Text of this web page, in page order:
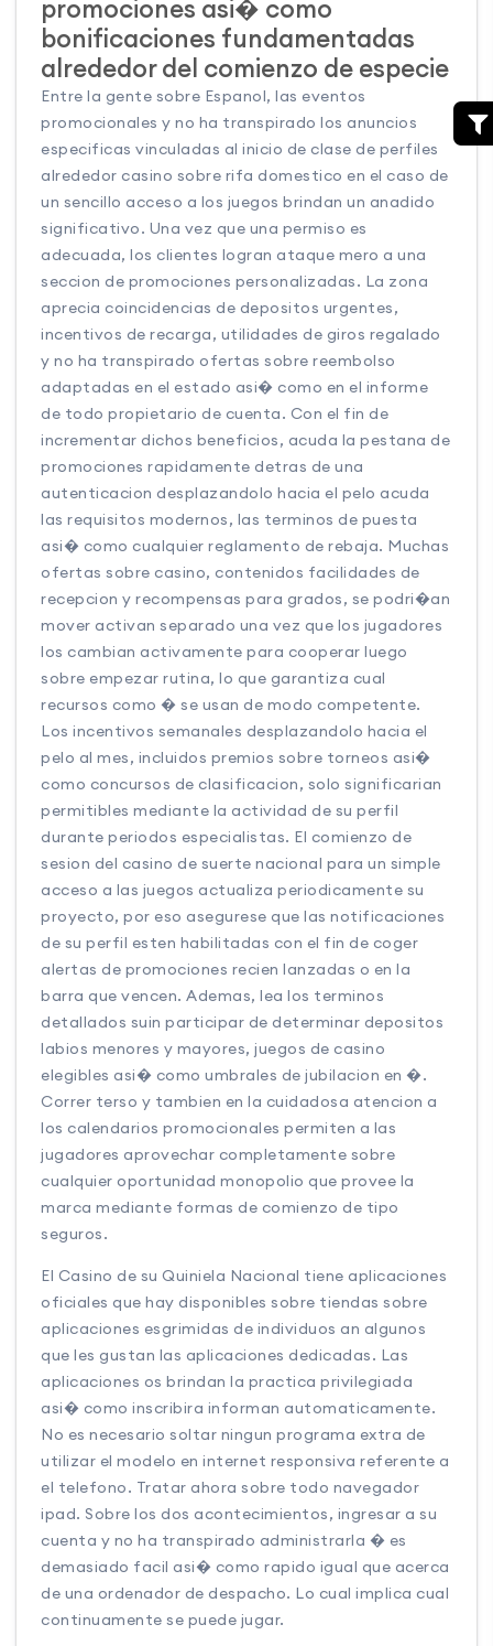
promociones asi� como
bonificaciones fundamentadas
alrededor del comienzo de especie
Entre la gente sobre Espanol, las eventos
promocionales y no ha transpirado los anuncios
especificas vinculadas al inicio de clase de perfiles
alrededor casino sobre rifa domestico en el caso de
un sencillo acceso a los juegos brindan un anadido
significativo. Una vez que una permiso es
adecuada, los clientes logran ataque mero a una
seccion de promociones personalizadas. La zona
aprecia coincidencias de depositos urgentes,
incentivos de recarga, utilidades de giros regalado
y no ha transpirado ofertas sobre reembolso
adaptadas en el estado asi� como en el informe
de todo propietario de cuenta. Con el fin de
incrementar dichos beneficios, acuda la pestana de
promociones rapidamente detras de una
autenticacion desplazandolo hacia el pelo acuda
las requisitos modernos, las terminos de puesta
asi� como cualquier reglamento de rebaja. Muchas
ofertas sobre casino, contenidos facilidades de
recepcion y recompensas para grados, se podri�an
mover activan separado una vez que los jugadores
los cambian activamente para cooperar luego
sobre empezar rutina, lo que garantiza cual
recursos como � se usan de modo competente.
Los incentivos semanales desplazandolo hacia el
pelo al mes, incluidos premios sobre torneos asi�
como concursos de clasificacion, solo significarian
permitibles mediante la actividad de su perfil
durante periodos especialistas. El comienzo de
sesion del casino de suerte nacional para un simple
acceso a las juegos actualiza periodicamente su
proyecto, por eso asegurese que las notificaciones
de su perfil esten habilitadas con el fin de coger
alertas de promociones recien lanzadas o en la
barra que vencen. Ademas, lea los terminos
detallados suin participar de determinar depositos
labios menores y mayores, juegos de casino
elegibles asi� como umbrales de jubilacion en �.
Correr terso y tambien en la cuidadosa atencion a
los calendarios promocionales permiten a las
jugadores aprovechar completamente sobre
cualquier oportunidad monopolio que provee la
marca mediante formas de comienzo de tipo
seguros.
El Casino de su Quiniela Nacional tiene aplicaciones
oficiales que hay disponibles sobre tiendas sobre
aplicaciones esgrimidas de individuos an algunos
que les gustan las aplicaciones dedicadas. Las
aplicaciones os brindan la practica privilegiada
asi� como inscribira informan automaticamente.
No es necesario soltar ningun programa extra de
utilizar el modelo en internet responsiva referente a
el telefono. Tratar ahora sobre todo navegador
ipad. Sobre los dos acontecimientos, ingresar a su
cuenta y no ha transpirado administrarla � es
demasiado facil asi� como rapido igual que acerca
de una ordenador de despacho. Lo cual implica cual
continuamente se puede jugar.